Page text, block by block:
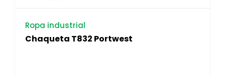
Ropa industrial
Chaqueta T832 Portwest